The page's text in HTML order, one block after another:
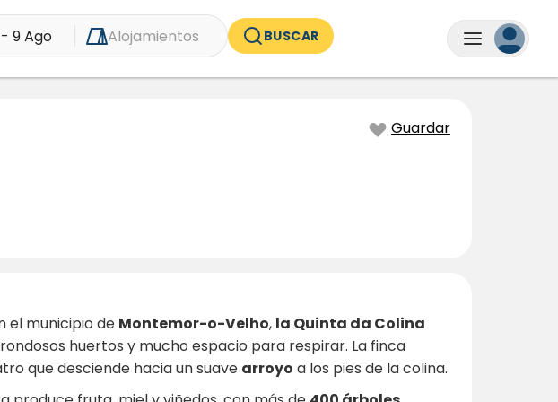
9 Ago Alojamientos BUSCAR
Guardar
el municipio de Montemor-o-Velho, la Quinta da Colina
huertos y mucho espacio para respirar. La finca
que desciende hacia un suave arroyo a los pies de la colina.